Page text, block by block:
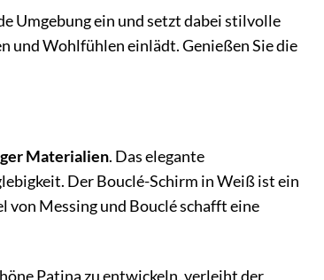
Umgebung ein und setzt dabei stilvolle
und Wohlfühlen einlädt. Genießen Sie die
Materialien. Das elegante
Der Bouclé-Schirm in Weiß ist ein
von Messing und Bouclé schafft eine
Patina zu entwickeln, verleiht der